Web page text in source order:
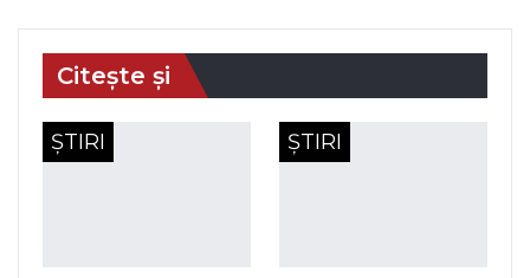
Citește și
ȘTIRI ȘTIRI